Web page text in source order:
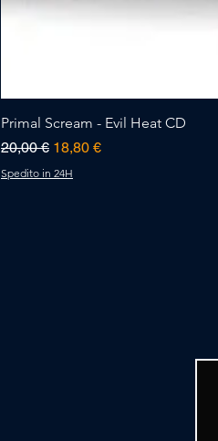
Primal Scream - Evil Heat CD
Prezzo regolare
20,00 € Prezzo scontato
18,80 €
Spedito in 24H